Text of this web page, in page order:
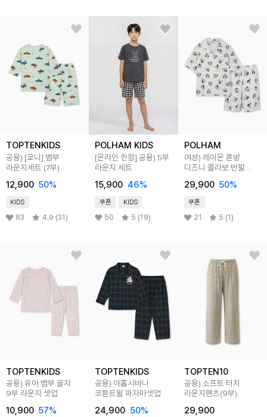
TOPTENKIDS
공용) [쿄니] 뱀부
라운지세트 (7부)
12,900 50%
KIDS
83 4.9 (31)
POLHAM KIDS
[온라인 한정] 공용) 5부
라운지 세트
15,900 46%
쿠폰 KIDS
50 5 (19)
POLHAM
여성) 레이온 혼방
디즈니 콜라보 반팔
29,900 50%
쿠폰
21 5 (1)
TOPTENKIDS
공용) 유아 뱀부 골지
9부 라운지 셋업
10,900 57%
TOPTENKIDS
공용) 아홉시바니
코튼트윌 파자마셋업
24,900 50%
TOPTEN10
공용) 소프트 터치
라운지팬츠(9부)
29,900